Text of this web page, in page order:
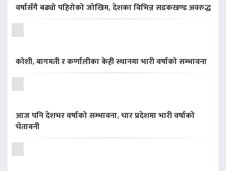
वर्षासँगै बढ्यो पहिरोको जोखिम, देशका विभिन्न सडकखण्ड अवरुद्ध
कोशी, बागमती र कर्णालीका केही स्थानमा भारी वर्षाको सम्भावना
आज पनि देशभर वर्षाको सम्भावना, चार प्रदेशमा भारी वर्षाको
चेतावनी